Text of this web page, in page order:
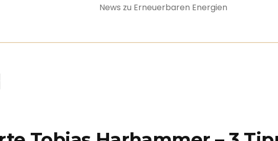
News zu Erneuerbaren Energien